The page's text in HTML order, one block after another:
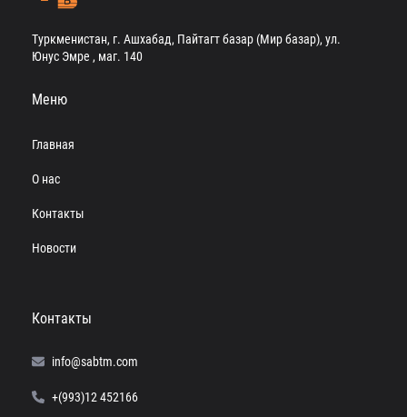
Туркменистан, г. Ашхабад, Пайтагт базар (Мир базар), ул.
Юнус Эмре , маг. 140
Меню
Главная
О нас
Контакты
Новости
Контакты
info@sabtm.com
+(993)12 452166